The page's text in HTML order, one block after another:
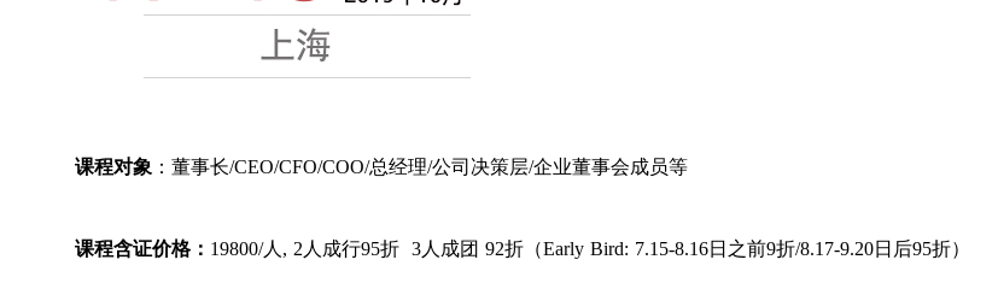
课程对象 ： 董事长/CEO/CFO/COO/总经理/公司决策层/企业董事会成员等
课程含证价格： 19800/人, 2人成行95折 3人成团 92折 （Early Bird: 7.15-8.16日 之前9折/8.17-9.20日后95折）